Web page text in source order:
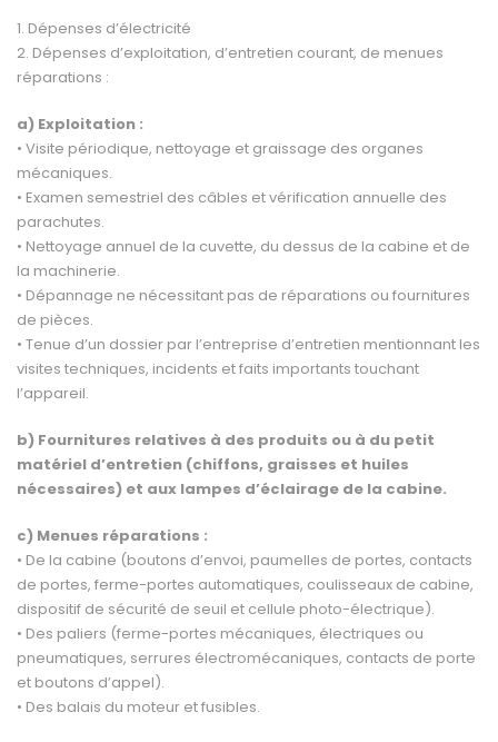
1. Dépenses d’électricité
2. Dépenses d’exploitation, d’entretien courant, de menues
réparations :
a) Exploitation :
• Visite périodique, nettoyage et graissage des organes
mécaniques.
• Examen semestriel des câbles et vérification annuelle des
parachutes.
• Nettoyage annuel de la cuvette, du dessus de la cabine et de
la machinerie.
• Dépannage ne nécessitant pas de réparations ou fournitures
de pièces.
• Tenue d’un dossier par l’entreprise d’entretien mentionnant les
visites techniques, incidents et faits importants touchant
l’appareil.
b) Fournitures relatives à des produits ou à du petit
matériel d’entretien (chiffons, graisses et huiles
nécessaires) et aux lampes d’éclairage de la cabine.
c) Menues réparations :
• De la cabine (boutons d’envoi, paumelles de portes, contacts
de portes, ferme-portes automatiques, coulisseaux de cabine,
dispositif de sécurité de seuil et cellule photo-électrique).
• Des paliers (ferme-portes mécaniques, électriques ou
pneumatiques, serrures électromécaniques, contacts de porte
et boutons d’appel).
• Des balais du moteur et fusibles.